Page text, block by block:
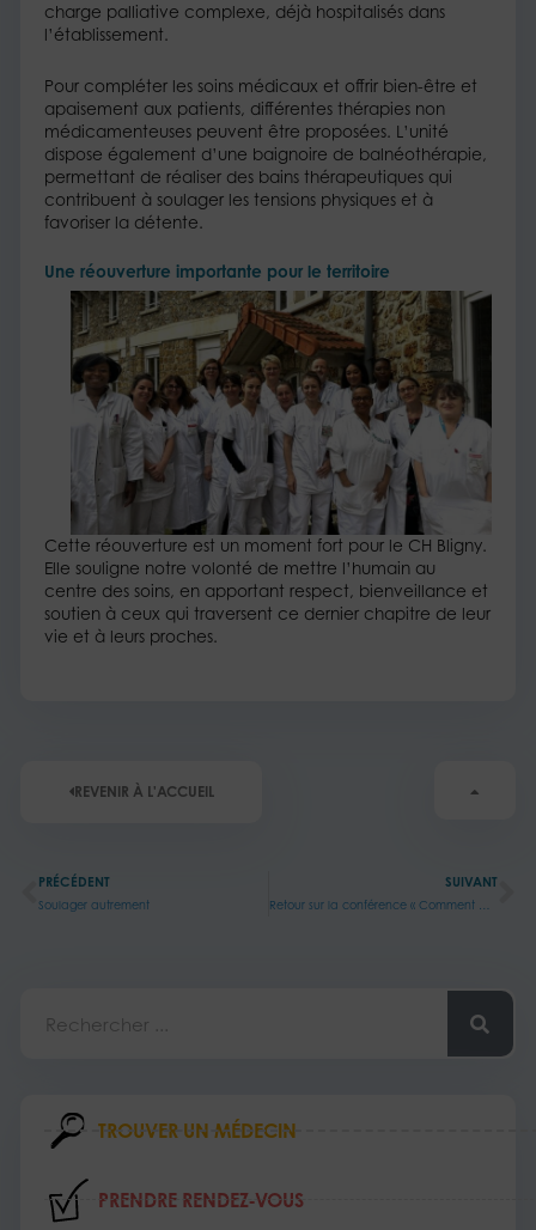
charge palliative complexe, déjà hospitalisés dans
l’établissement.
Pour compléter les soins médicaux et offrir bien-être et
apaisement aux patients, différentes thérapies non
médicamenteuses peuvent être proposées. L’unité
dispose également d’une baignoire de balnéothérapie,
permettant de réaliser des bains thérapeutiques qui
contribuent à soulager les tensions physiques et à
favoriser la détente.
Une réouverture importante pour le territoire
Cette réouverture est un moment fort pour le CH Bligny.
Elle souligne notre volonté de mettre l’humain au
centre des soins, en apportant respect, bienveillance et
soutien à ceux qui traversent ce dernier chapitre de leur
vie et à leurs proches.
REVENIR À L'ACCUEIL
PRÉCÉDENT
Soulager autrement
SUIVANT
Retour sur la conférence « Comment parler d’alcool à mon ado ? »
TROUVER UN MÉDECIN
PRENDRE RENDEZ‑VOUS